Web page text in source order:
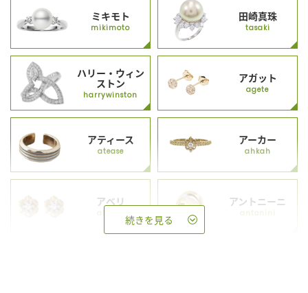
ミキモト
mikimoto
田崎真珠
tasaki
ハリー・ウィン
ストン
harrywinston
アガット
agete
アティース
atease
アーカー
ahkah
アベリ
abheri
アントニーニ
antonini
続きを見る